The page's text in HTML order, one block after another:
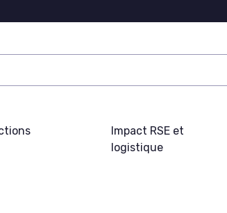
Impact RSE et
logistique